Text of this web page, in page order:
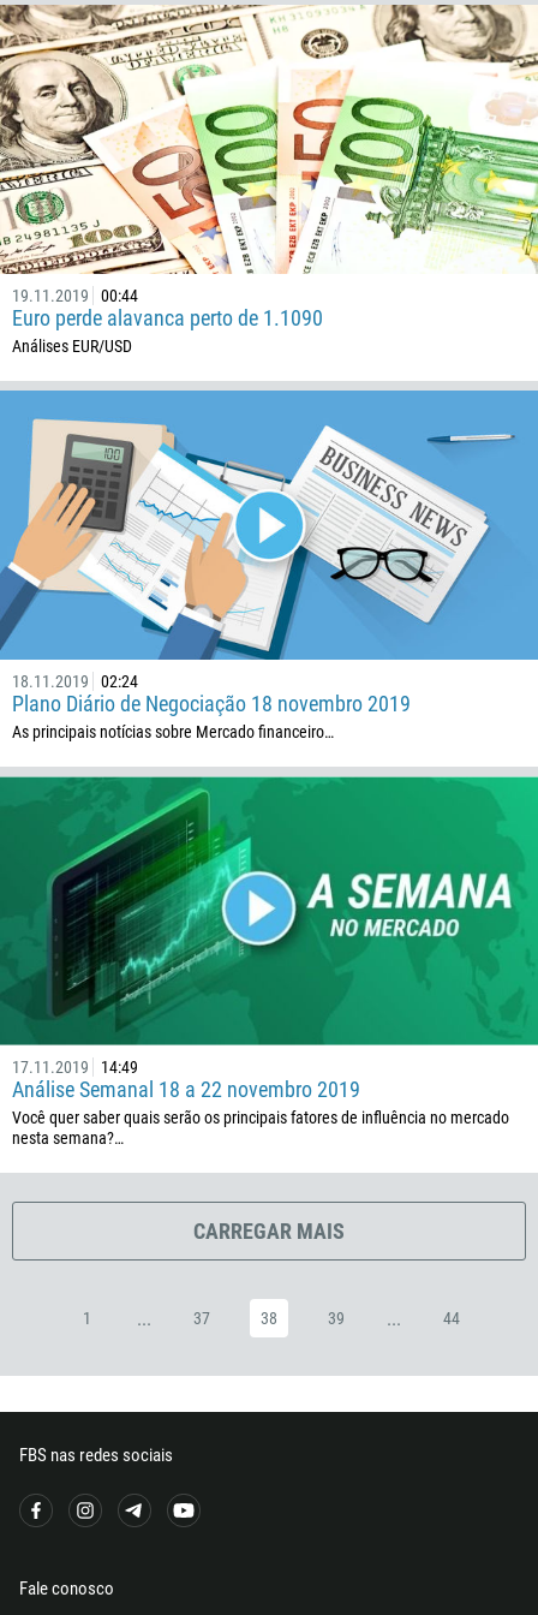
19.11.2019 00:44
Euro perde alavanca perto de 1.1090
Análises EUR/USD
18.11.2019 02:24
Plano Diário de Negociação 18 novembro 2019
As principais notícias sobre Mercado financeiro…
17.11.2019 14:49
Análise Semanal 18 a 22 novembro 2019
Você quer saber quais serão os principais fatores de influência no mercado
nesta semana?…
CARREGAR MAIS
1 ... 37 38 39 ... 44
FBS nas redes sociais
Fale conosco
267
55
246
673
359
226
257
855
237
1
238
1345
236
235
56
86
61
57
269
682
506
225
385
53
357
420
45
253
20
291
372
251
298